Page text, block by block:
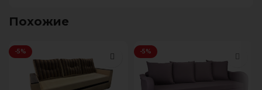
Похожие
-5% -5%